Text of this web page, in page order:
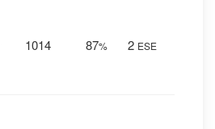
1014 87% 2 ESE